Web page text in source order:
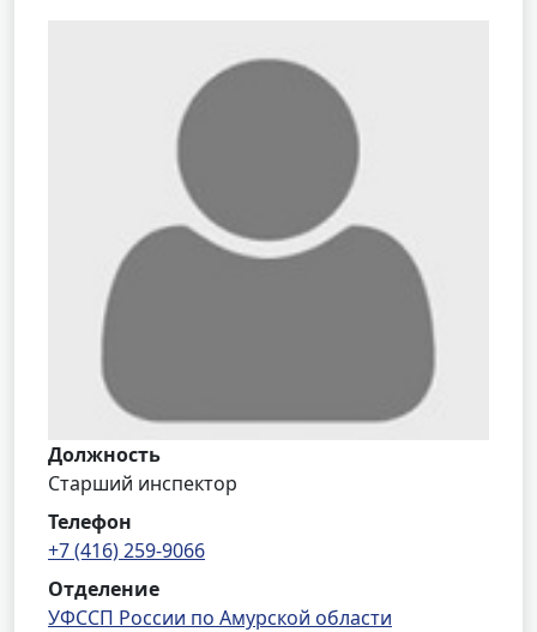
Должность
Старший инспектор
Телефон
+7 (416) 259-9066
Отделение
УФССП России по Амурской области